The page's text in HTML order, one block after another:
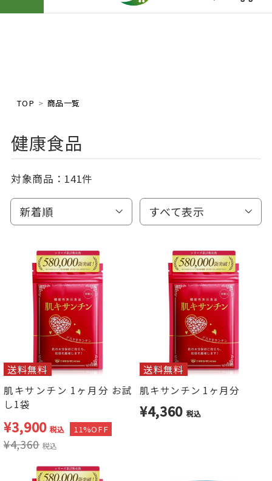
TOP 商品一覧
健康食品
対象商品： 141件
新着順 すべて表示
送料無料
肌キサンチン 1ヶ月分 お試
し1袋
¥3,900 税込 11%OFF
¥4,360 税込
送料無料
肌キサンチン 1ヶ月分
¥4,360 税込